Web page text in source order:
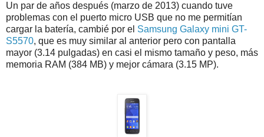
Un par de años después (marzo de 2013) cuando tuve
problemas con el puerto micro USB que no me permitían
cargar la batería, cambié por el Samsung Galaxy mini GT-
S5570, que es muy similar al anterior pero con pantalla
mayor (3.14 pulgadas) en casi el mismo tamaño y peso, más
memoria RAM (384 MB) y mejor cámara (3.15 MP).